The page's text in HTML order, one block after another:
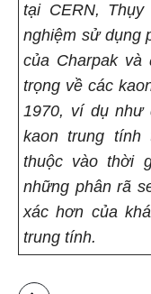
tại CERN,
nghiệm sử dụng
của Charpak và
trọng về các
1970, ví dụ như
kaon trung tính
thuộc vào thời
những phân rã
xác hơn của
trung tính.